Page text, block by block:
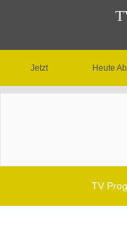
Jetzt Heute
TV